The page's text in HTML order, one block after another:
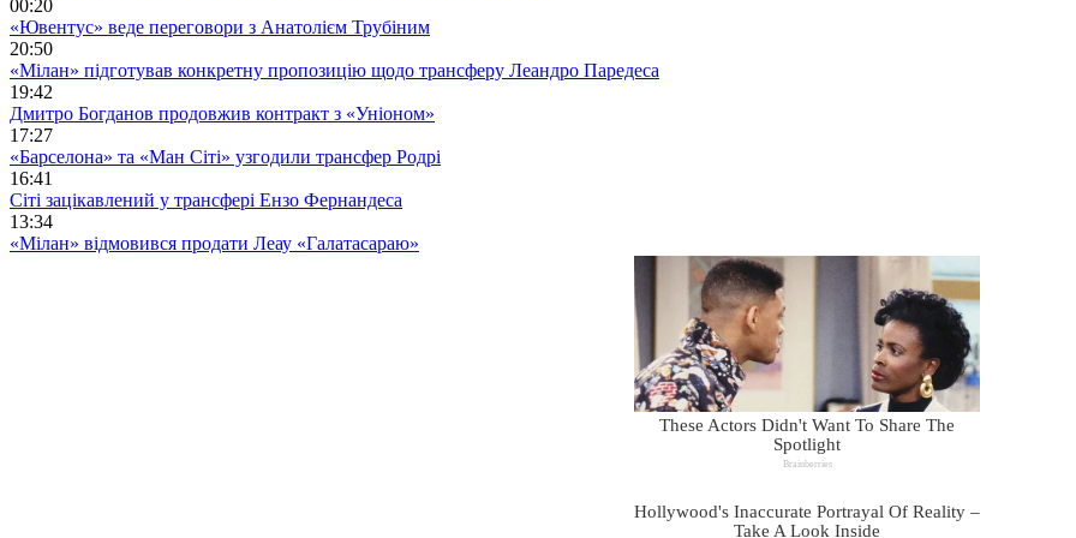
00:20
«Ювентус» веде переговори з Анатолієм Трубіним
20:50
«Мілан» підготував конкретну пропозицію щодо трансферу Леандро Паредеса
19:42
Дмитро Богданов продовжив контракт з «Уніоном»
17:27
«Барселона» та «Ман Сіті» узгодили трансфер Родрі
16:41
Сіті зацікавлений у трансфері Ензо Фернандеса
13:34
«Мілан» відмовився продати Леау «Галатасараю»